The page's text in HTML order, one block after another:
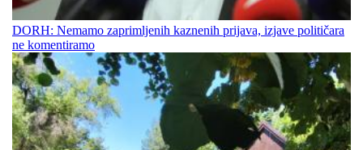
DORH: Nemamo zaprimljenih kaznenih prijava, izjave političara
ne komentiramo